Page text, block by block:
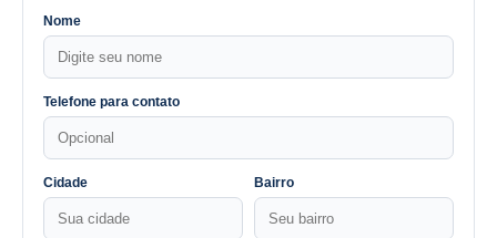
Nome
Telefone para contato
Cidade Bairro